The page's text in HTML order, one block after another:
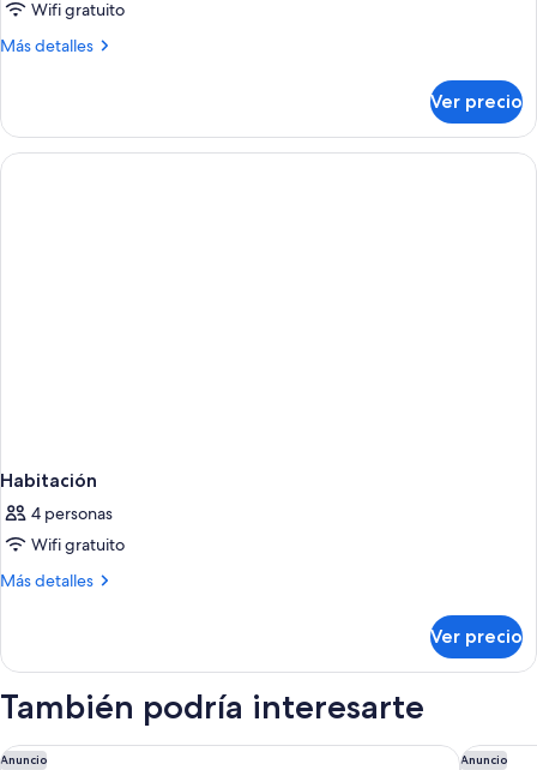
Wifi gratuito
Más detalles
Más
Ver precio
Habitación
4 personas
Wifi gratuito
Más detalles
Más
Ver precio
También podría interesarte
Anuncio
Tamarind Hills Resort & Villas Anuncio
Hodges